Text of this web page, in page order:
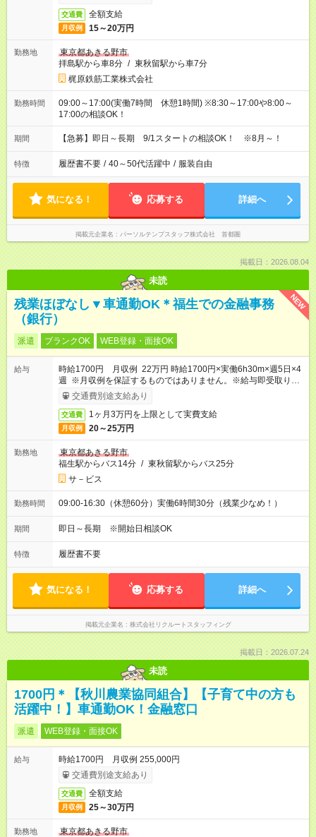
交通費 全額支給
月収例 15～20万円
勤務地
東京都あきる野市
拝島駅から車8分 / 東秋留駅から車7分
梶原鉄筋工業株式会社
勤務時間
09:00～17:00(実働7時間 休憩1時間) ※8:30～17:00や8:00～
17:00の相談OK！
期間 【急募】即日～長期 9/1スタートの相談OK！ ※8月～！
特徴 履歴書不要 / 40～50代活躍中 / 服装自由
気になる！ 応募する 詳細へ
掲載元企業名 パーソルテンプスタッフ株式会社 首都圏
掲載日：2026.08.04
未読
NEW
残業ほぼなし▼車通勤OK＊福生での金融事務
（銀行）
派遣 ブランクOK WEB登録・面接OK
給与
時給1700円 月収例 22万円 時給1700円×実働6h30m×週5日×4
週 ※月収例を保証するものではありません。※給与即受取りサ
ービス利用可（利用条件有）
交通費別途支給あり
交通費 1ヶ月3万円を上限として実費支給
月収例 20～25万円
勤務地
東京都あきる野市
福生駅からバス14分 / 東秋留駅からバス25分
サ－ビス
勤務時間 09:00-16:30（休憩60分）実働6時間30分（残業少なめ！）
期間 即日～長期 ※開始日相談OK
特徴 履歴書不要
気になる！ 応募する 詳細へ
掲載元企業名 株式会社リクルートスタッフィング
掲載日：2026.07.24
未読
1700円＊【秋川農業協同組合】【子育て中の方も
活躍中！】車通勤OK！金融窓口
派遣 WEB登録・面接OK
給与
時給1700円 月収例 255,000円
交通費別途支給あり
交通費 全額支給
月収例 25～30万円
勤務地
東京都あきる野市